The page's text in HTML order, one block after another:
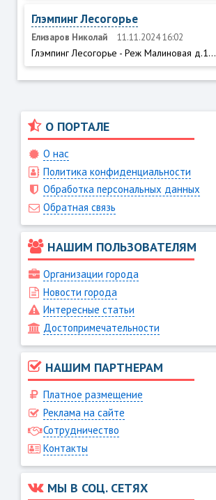
Глэмпинг Лесогорье
Елизаров Николай 11.11.2024 16:02
Глэмпинг Лесогорье - Реж Малиновая д.1...
О ПОРТАЛЕ
О нас
Политика конфиденциальности
Обработка персональных данных
Обратная связь
НАШИМ ПОЛЬЗОВАТЕЛЯМ
Организации города
Новости города
Интересные статьи
Достопримечательности
НАШИМ ПАРТНЕРАМ
Платное размещение
Реклама на сайте
Сотрудничество
Контакты
МЫ В СОЦ. СЕТЯХ